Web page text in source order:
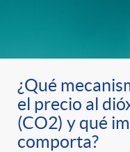
¿Qué
el precio al
(CO2) y qué
comporta?